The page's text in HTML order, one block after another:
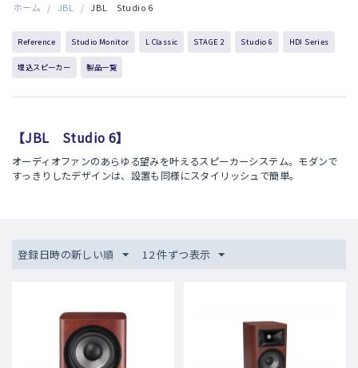
ホーム / JBL / JBL Studio 6
Reference Studio Monitor L Classic STAGE 2 Studio 6 HDI Series
埋込スピーカー 製品一覧
【JBL Studio 6】
オーディオファンのあらゆる望みを叶えるスピーカーシステム。モダンで
すっきりしたデザインは、設置も同様にスタイリッシュで簡単。
登録日時の新しい順 12 件ずつ表示